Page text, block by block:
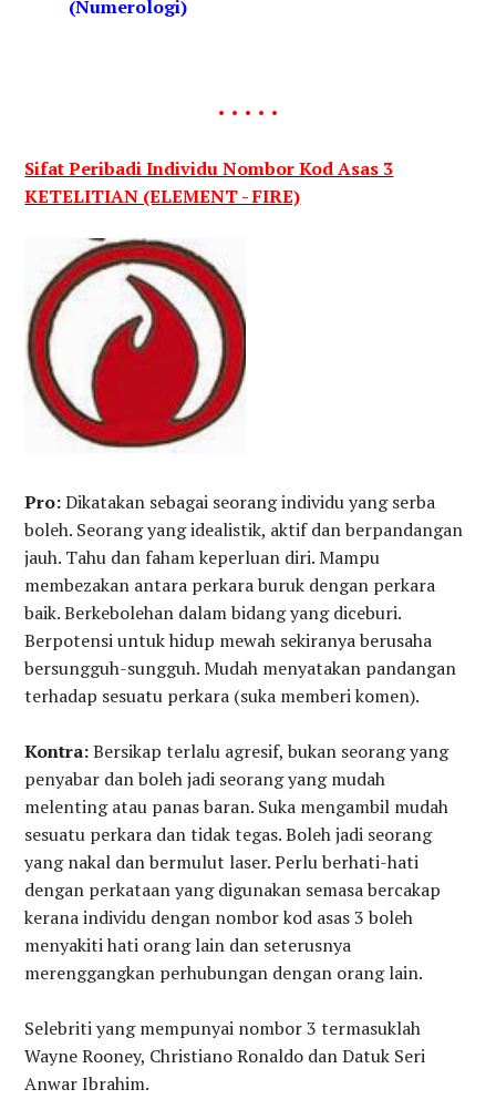
(Numerologi)
. . . . .
Sifat Peribadi Individu Nombor Kod Asas 3
KETELITIAN (ELEMENT - FIRE)
Pro:Dikatakan sebagai seorang individu yang serba
boleh. Seorang yang idealistik, aktif dan berpandangan
jauh. Tahu dan faham keperluan diri. Mampu
membezakan antara perkara buruk dengan perkara
baik. Berkebolehan dalam bidang yang diceburi.
Berpotensi untuk hidup mewah sekiranya berusaha
bersungguh-sungguh. Mudah menyatakan pandangan
terhadap sesuatu perkara (suka memberi komen).
Kontra:Bersikap terlalu agresif, bukan seorang yang
penyabar dan boleh jadi seorang yang mudah
melenting atau panas baran. Suka mengambil mudah
sesuatu perkara dan tidak tegas. Boleh jadi seorang
yang nakal dan bermulut laser. Perlu berhati-hati
dengan perkataan yang digunakan semasa bercakap
kerana individu dengan nombor kod asas 3 boleh
menyakiti hati orang lain dan seterusnya
merenggangkan perhubungan dengan orang lain.
Selebriti yang mempunyai nombor 3 termasuklah
Wayne Rooney, Christiano Ronaldo dan Datuk Seri
Anwar Ibrahim.